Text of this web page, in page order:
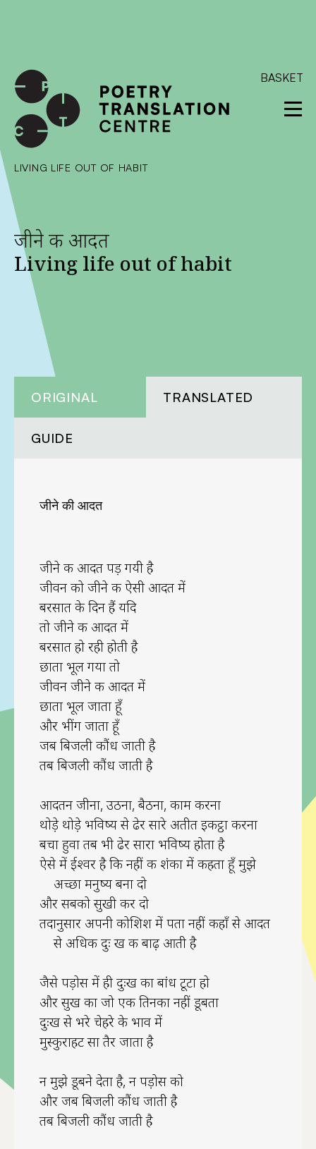
BASKET
LIVING LIFE OUT OF HABIT
जीने की आदत
Living life out of habit
ORIGINAL TRANSLATED
GUIDE
जीने की आदत
जीने की आदत पड़ गयी है
जीवन को जीने की ऐसी आदत में
बरसात के दिन हैं यदि
तो जीने की आदत में
बरसात हो रही होती है
छाता भूल गया तो
जीवन जीने की आदत में
छाता भूल जाता हूँ
और भींग जाता हूँ
जब बिजली कौंध जाती है
तब बिजली कौंध जाती है
आदतन जीना, उठना, बैठना, काम करना
थोड़े थोड़े भविष्य से ढेर सारे अतीत इकट्ठा करना
बचा हुवा तब भी ढेर सारा भविष्य होता है
ऐसे में ईश्वर है कि नहीं की शंका में कहता हूँ मुझे
अच्छा मनुष्य बना दो
और सबको सुखी कर दो
तदानुसार अपनी कोशिश में पता नहीं कहाँ से आदत
से अधिक दुः ख की बाढ़ आती है
जैसे पड़ोस में ही दुःख का बांध टूटा हो
और सुख का जो एक तिनका नहीं डूबता
दुःख से भरे चेहरे के भाव में
मुस्कुराहट सा तैर जाता है
न मुझे डूबने देता है, न पड़ोस को
और जब बिजली कौंध जाती है
तब बिजली कौंध जाती है